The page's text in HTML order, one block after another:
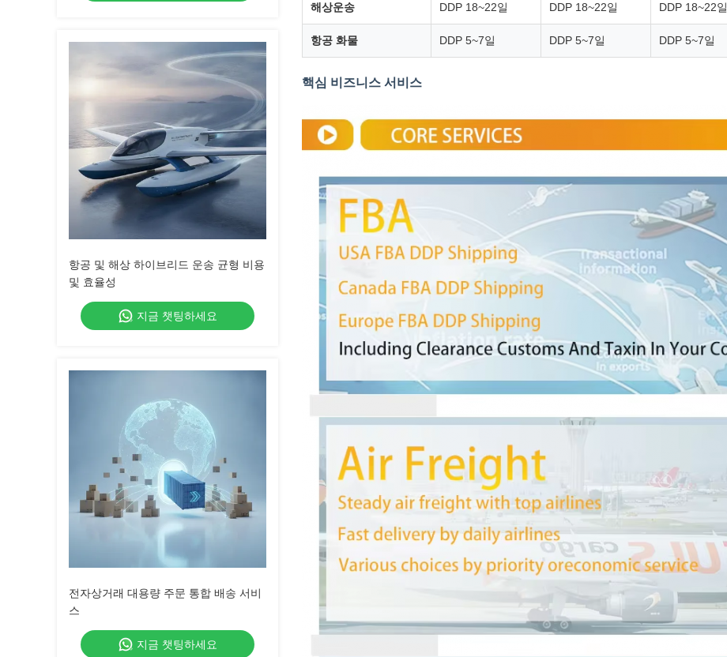
항공 및 해상 하이브리드 운송 균형 비용
및 효율성
지금 챗팅하세요
전자상거래 대용량 주문 통합 배송 서비
스
지금 챗팅하세요
해상운송 DDP 18~22일 DDP 18~22일 DDP 18~22일
항공 화물 DDP 5~7일 DDP 5~7일 DDP 5~7일
핵심 비즈니스 서비스